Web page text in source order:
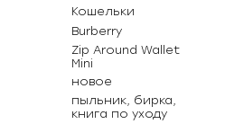
Кошельки
Burberry
Zip Around Wallet
Mini
новое
пыльник, бирка,
книга по уходу